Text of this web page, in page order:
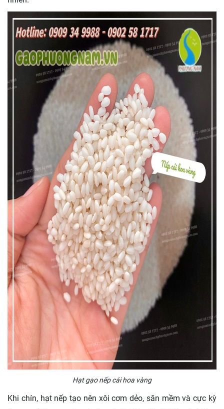
Hạt gạo nếp cái hoa vàng
Khi chín, hạt nếp tạo nên xôi cơm dẻo, săn mềm và cực kỳ